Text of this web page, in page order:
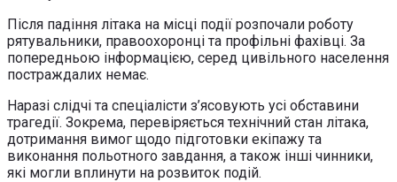
Після падіння літака на місці події розпочали роботу
рятувальники, правоохоронці та профільні фахівці. За
попередньою інформацією, серед цивільного населення
постраждалих немає.
Наразі слідчі та спеціалісти з’ясовують усі обставини
трагедії. Зокрема, перевіряється технічний стан літака,
дотримання вимог щодо підготовки екіпажу та
виконання польотного завдання, а також інші чинники,
які могли вплинути на розвиток подій.